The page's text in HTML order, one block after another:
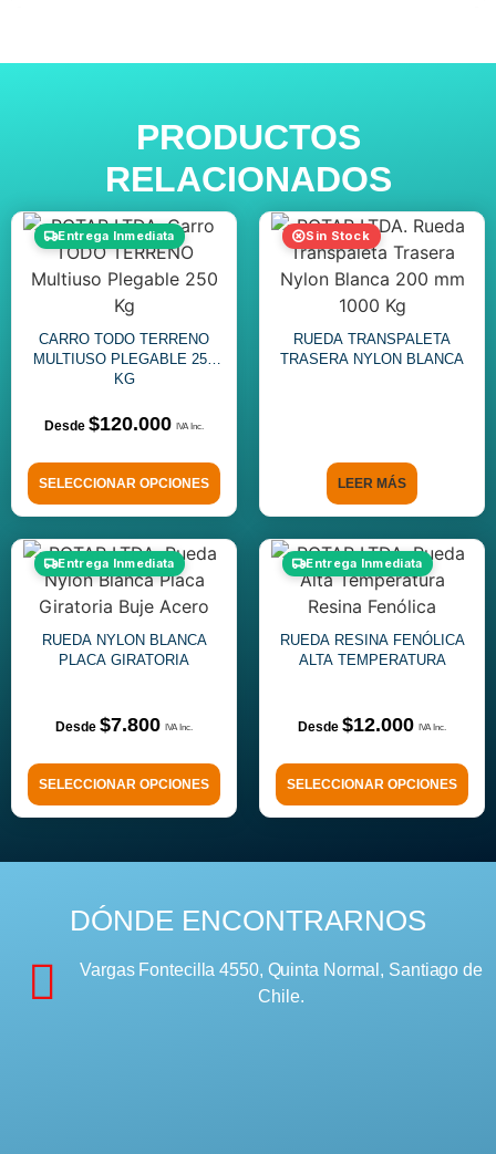
PRODUCTOS
RELACIONADOS
Entrega Inmediata
CARRO TODO TERRENO
MULTIUSO PLEGABLE 250
KG
$120.000
SELECCIONAR OPCIONES
Sin Stock
RUEDA TRANSPALETA
TRASERA NYLON BLANCA
LEER MÁS
Entrega Inmediata
RUEDA NYLON BLANCA
PLACA GIRATORIA
$7.800
SELECCIONAR OPCIONES
Entrega Inmediata
RUEDA RESINA FENÓLICA
ALTA TEMPERATURA
$12.000
SELECCIONAR OPCIONES
DÓNDE ENCONTRARNOS
Vargas Fontecilla 4550, Quinta Normal, Santiago de
Chile.